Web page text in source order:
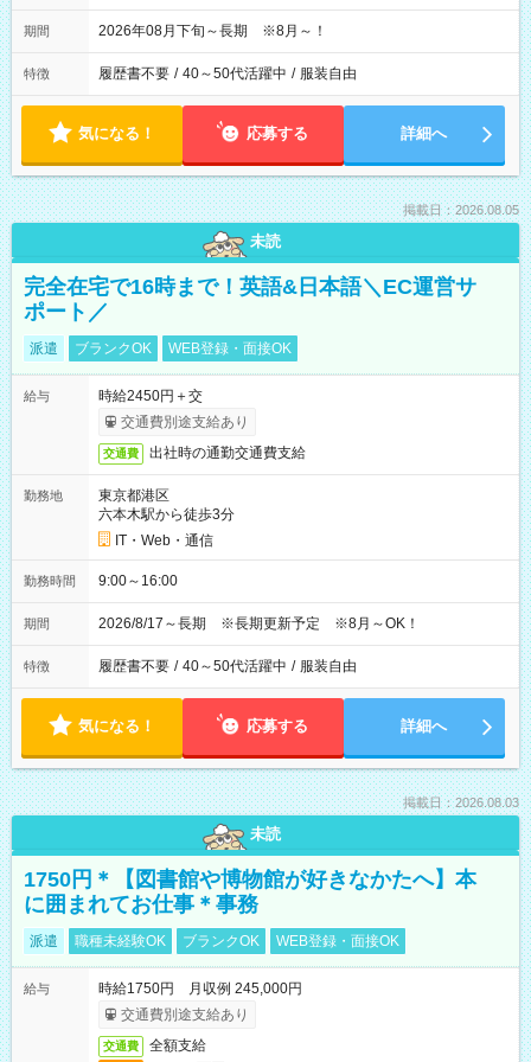
期間 2026年08月下旬～長期 ※8月～！
特徴 履歴書不要 / 40～50代活躍中 / 服装自由
気になる！ 応募する 詳細へ
掲載日：2026.08.05
未読
完全在宅で16時まで！英語&日本語＼EC運営サ
ポート／
派遣 ブランクOK WEB登録・面接OK
給与
時給2450円＋交
交通費別途支給あり
交通費 出社時の通勤交通費支給
勤務地
東京都港区
六本木駅から徒歩3分
IT・Web・通信
勤務時間 9:00～16:00
期間 2026/8/17～長期 ※長期更新予定 ※8月～OK！
特徴 履歴書不要 / 40～50代活躍中 / 服装自由
気になる！ 応募する 詳細へ
掲載日：2026.08.03
未読
1750円＊【図書館や博物館が好きなかたへ】本
に囲まれてお仕事＊事務
派遣 職種未経験OK ブランクOK WEB登録・面接OK
給与
時給1750円 月収例 245,000円
交通費別途支給あり
交通費 全額支給